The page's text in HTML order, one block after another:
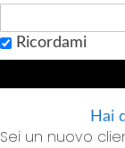
Ricordami
Hai
Sei un nuovo